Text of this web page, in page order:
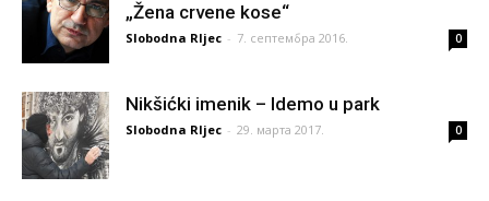
„Žena crvene kose“
Slobodna RIjec - 7. септембра 2016. 0
Nikšićki imenik – Idemo u park
Slobodna RIjec - 29. марта 2017. 0